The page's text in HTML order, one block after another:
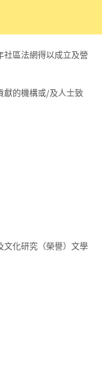
社區法網得以成立及營
獻的機構或/及人士致
文化研究（榮譽）文學